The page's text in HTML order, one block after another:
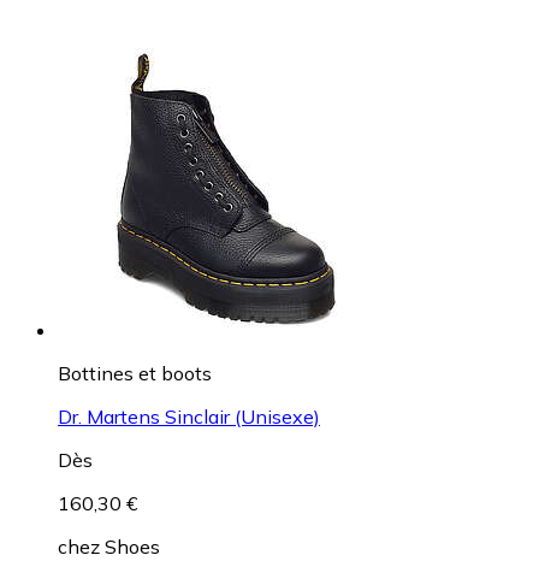
Bottines et boots
Dr. Martens Sinclair (Unisexe)
Dès
160,30 €
chez Shoes